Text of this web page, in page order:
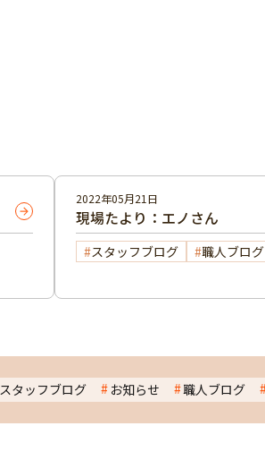
2022年05月21日
現場たより：エノさん
スタッフブログ 職人ブログ
スタッフブログ お知らせ 職人ブログ